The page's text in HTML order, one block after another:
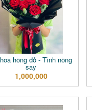
hồng đỏ - Tình nồng
say
1,000,000